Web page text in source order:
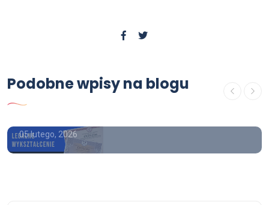
Podobne wpisy na blogu
Poradnik
Legalna matura z wpisem
05 lutego, 2026